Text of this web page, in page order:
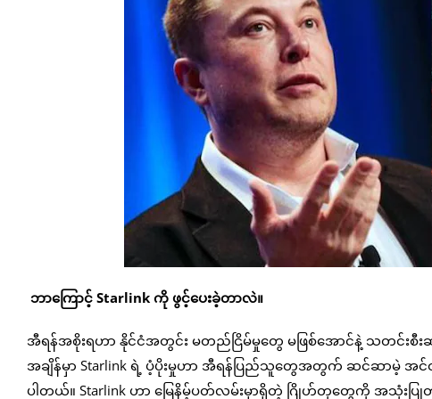
ဘာကြောင့် Starlink ကို ဖွင့်ပေးခဲ့တာလဲ။
အီရန်အစိုးရဟာ နိုင်ငံအတွင်း မတည်ငြိမ်မှုတွေ မဖြစ်အောင်နဲ့ သတင်
အချိန်မှာ Starlink ရဲ့ ပံ့ပိုးမှုဟာ အီရန်ပြည်သူတွေအတွက် ဆင်ဆာမဲ့ အ
ပါတယ်။ Starlink ဟာ မြေနိမ့်ပတ်လမ်းမှာရှိတဲ့ ဂြိုဟ်တုတွေကို အသုံးပ